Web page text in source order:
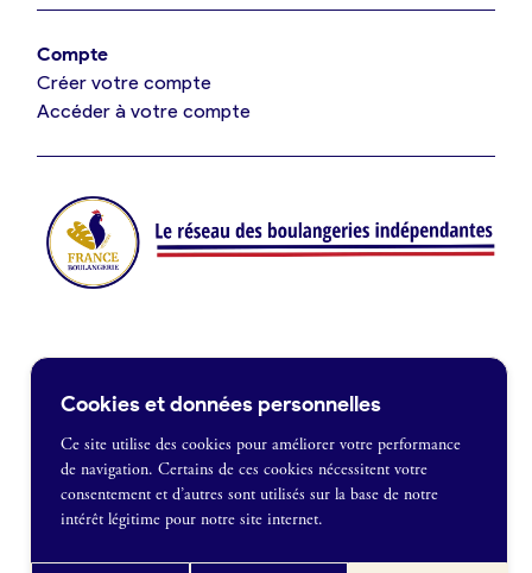
Je suis fournisseur
Je crée mon compte
France Boulangerie
1 rue Alexandre Fleming
Compte
Créer votre compte
Accéder à votre compte
Je souhaite être recontacté
Cookies et données personnelles
Ce site utilise des cookies pour améliorer votre performance
de navigation. Certains de ces cookies nécessitent votre
consentement et d’autres sont utilisés sur la base de notre
intérêt légitime pour notre site internet.